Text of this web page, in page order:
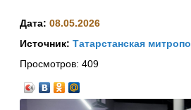
Дата: 08.05.2026
Источник: Татарстанская
Просмотров: 409